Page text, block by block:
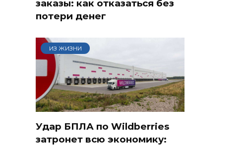
заказы: как отказаться без
потери денег
ИЗ ЖИЗНИ
Удар БПЛА по Wildberries
затронет всю экономику: